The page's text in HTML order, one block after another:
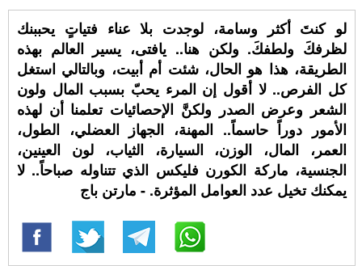
لو كنتَ أكثر وسامة، لوجدت بلا عناء فتياتٍ يحببنك
لظرفكَ ولطفكَ. ولكن هنا.. يافتى، يسير العالم بهذه
الطريقة، هذا هو الحال، شئت أم أبيت، وبالتالي استغل
كل الفرص.. لا أقول إن المرء يحبّ بسبب المال ولون
الشعر وعرض الصدر ولكنَّ الإحصائيات تعلمنا أن لهذه
الأمور دوراً حاسماً.. المهنة، الجهاز العضلي، الطول،
العمر، المال، الوزن، السيارة، الثياب، لون العينين،
الجنسية، ماركة الكورن فليكس الذي تتناوله صباحاً.. لا
يمكنك تخيل عدد العوامل المؤثرة. - مارتن باج